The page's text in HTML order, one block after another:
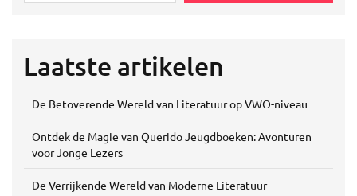
Laatste artikelen
De Betoverende Wereld van Literatuur op VWO-niveau
Ontdek de Magie van Querido Jeugdboeken: Avonturen
voor Jonge Lezers
De Verrijkende Wereld van Moderne Literatuur